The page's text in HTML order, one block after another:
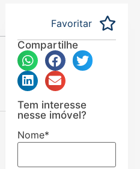
Favoritar
Compartilhe
Tem interesse
nesse imóvel?
Nome*